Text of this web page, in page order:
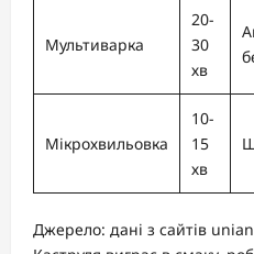
Мультиварка
20-
30
хв
Мікрохвильовка
10-
15
хв
Джерело: дані з сайтів